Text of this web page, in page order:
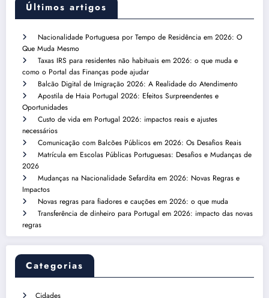
Últimos artigos
Nacionalidade Portuguesa por Tempo de Residência em 2026: O
Que Muda Mesmo
Taxas IRS para residentes não habituais em 2026: o que muda e
como o Portal das Finanças pode ajudar
Balcão Digital de Imigração 2026: A Realidade do Atendimento
Apostila de Haia Portugal 2026: Efeitos Surpreendentes e
Oportunidades
Custo de vida em Portugal 2026: impactos reais e ajustes
necessários
Comunicação com Balcões Públicos em 2026: Os Desafios Reais
Matrícula em Escolas Públicas Portuguesas: Desafios e Mudanças de
2026
Mudanças na Nacionalidade Sefardita em 2026: Novas Regras e
Impactos
Novas regras para fiadores e cauções em 2026: o que muda
Transferência de dinheiro para Portugal em 2026: impacto das novas
regras
Categorias
Cidades